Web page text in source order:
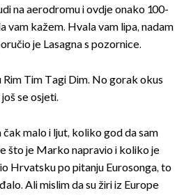
na aerodromu i ovdje onako 100-
vam kažem. Hvala vam lipa, nadam
je Lasagna s pozornice.
Rim Tim Tagi Dim. No gorak okus
se osjeti.
čak malo i ljut, koliko god da sam
što je Marko napravio i koliko je
Hrvatsku po pitanju Eurosonga, to
Ali mislim da su žiri iz Europe